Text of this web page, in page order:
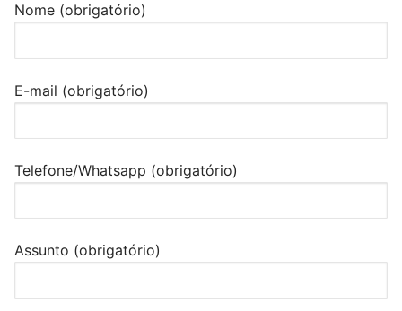
Nome (obrigatório)
E-mail (obrigatório)
Telefone/Whatsapp (obrigatório)
Assunto (obrigatório)